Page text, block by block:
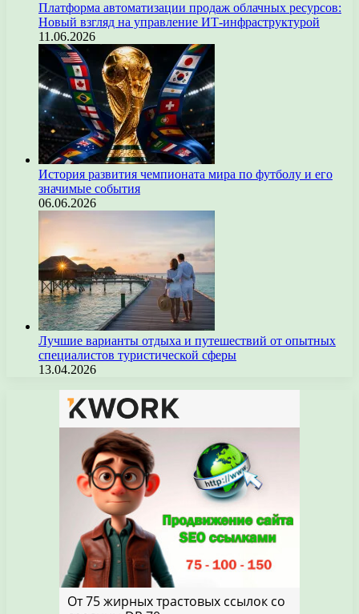
Платформа автоматизации продаж облачных ресурсов:
Новый взгляд на управление ИТ-инфраструктурой
11.06.2026
История развития чемпионата мира по футболу и его
значимые события
06.06.2026
Лучшие варианты отдыха и путешествий от опытных
специалистов туристической сферы
13.04.2026